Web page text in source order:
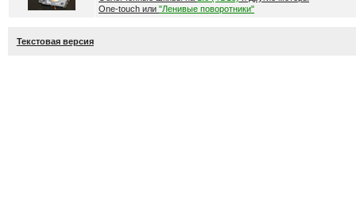
One-touch или "Ленивые поворотники"
Текстовая версия